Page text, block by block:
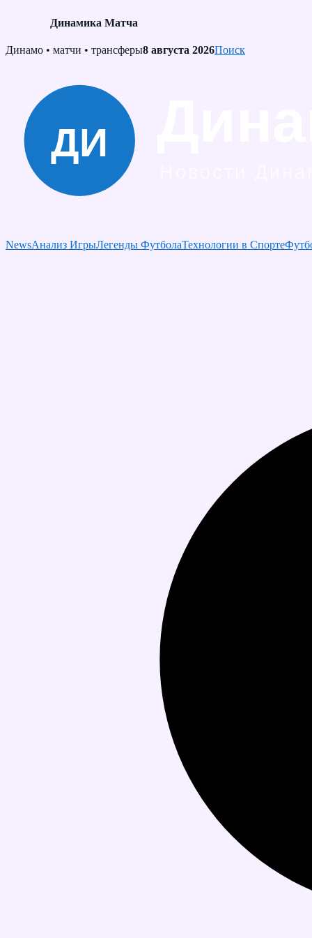
Динамика Матча
Skip
Динамо • матчи • трансферы8 августа 2026Поиск
NewsАнализ ИгрыЛегенды ФутболаТехнологии в Спорте